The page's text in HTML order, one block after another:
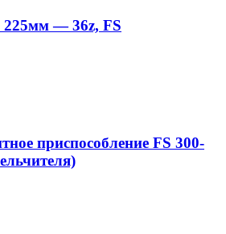
225мм — 36z, FS
приспособление FS 300-